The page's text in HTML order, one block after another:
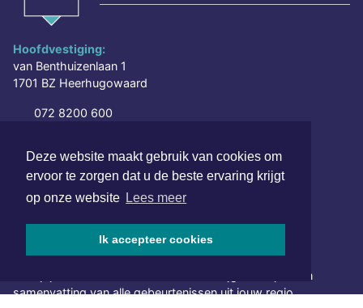
Deze website maakt gebruik van cookies om
ervoor te zorgen dat u de beste ervaring krijgt
op onze website Lees meer
Ik accepteer cookies
Hoofdvestiging:
van Benthuizenlaan 1
1701 BZ Heerhugowaard
072 8200 600
www.xyto.nl
SOCIAL MEDIA
NIEUWSBRIEF AANMELDEN
Schrijf je in voor onze nieuwsbrief en krijg wekelijks een
samenvatting van alle gebeurtenissen uit jouw regio.